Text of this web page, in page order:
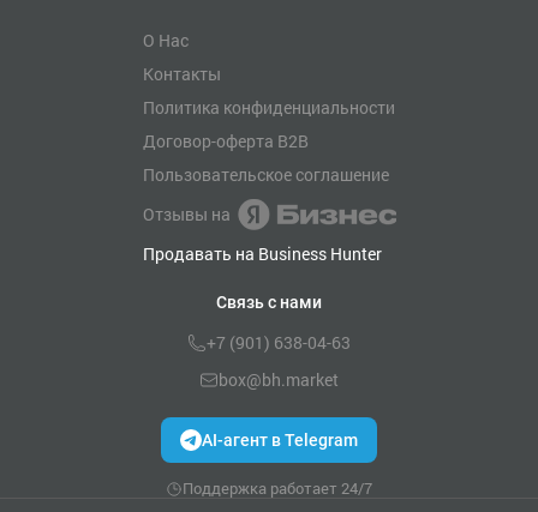
О Нас
Контакты
Политика конфиденциальности
Договор-оферта B2B
Пользовательское соглашение
Отзывы на
Продавать на Business Hunter
Связь с нами
+7 (901) 638-04-63
box@bh.market
AI-агент в Telegram
Поддержка работает 24/7